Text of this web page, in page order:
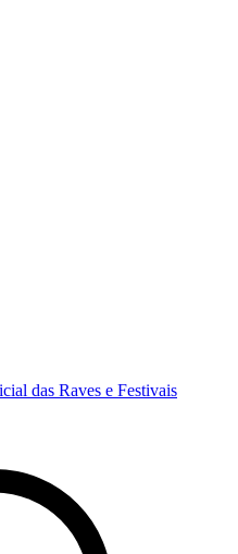
das Raves e Festivais